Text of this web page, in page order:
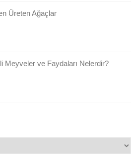
Üreten Ağaçlar
Meyveler ve Faydaları Nelerdir?